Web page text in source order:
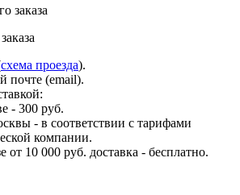
схема проезда).
почте (email).
- 300 руб.
- в соответствии с тарифами
компании.
от 10 000 руб. доставка - бесплатно.